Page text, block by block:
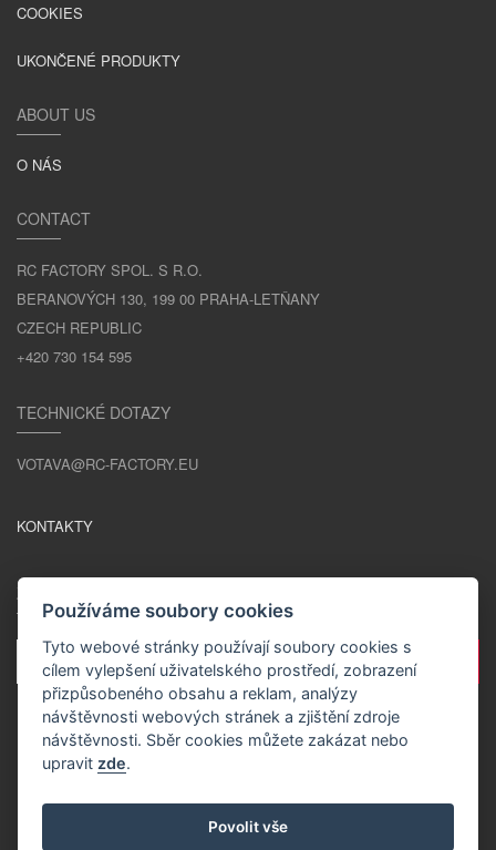
COOKIES
UKONČENÉ PRODUKTY
ABOUT US
O NÁS
CONTACT
RC FACTORY SPOL. S R.O.
BERANOVÝCH 130, 199 00 PRAHA-LETŇANY
CZECH REPUBLIC
+420 730 154 595
TECHNICKÉ DOTAZY
VOTAVA@RC-FACTORY.EU
KONTAKTY
ZŮSTAŇME V KONTAKTU
Používáme soubory cookies
Tyto webové stránky používají soubory cookies s
cílem vylepšení uživatelského prostředí, zobrazení
přizpůsobeného obsahu a reklam, analýzy
návštěvnosti webových stránek a zjištění zdroje
návštěvnosti. Sběr cookies můžete zakázat nebo
upravit zde.
Povolit vše